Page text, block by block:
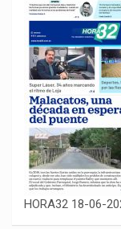
HORA32 18-06-